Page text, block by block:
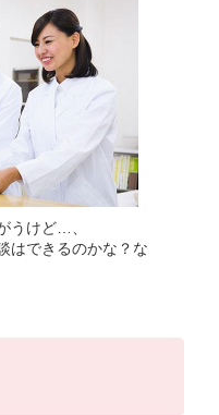
うけど…、
はできるのかな？な